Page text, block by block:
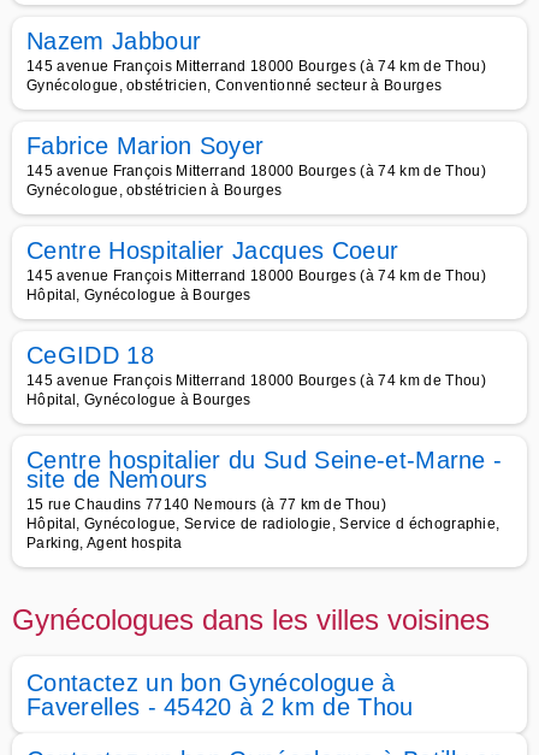
Nazem Jabbour
145 avenue François Mitterrand 18000 Bourges (à 74 km de Thou)
Gynécologue, obstétricien, Conventionné secteur à Bourges
Fabrice Marion Soyer
145 avenue François Mitterrand 18000 Bourges (à 74 km de Thou)
Gynécologue, obstétricien à Bourges
Centre Hospitalier Jacques Coeur
145 avenue François Mitterrand 18000 Bourges (à 74 km de Thou)
Hôpital, Gynécologue à Bourges
CeGIDD 18
145 avenue François Mitterrand 18000 Bourges (à 74 km de Thou)
Hôpital, Gynécologue à Bourges
Centre hospitalier du Sud Seine-et-Marne -
site de Nemours
15 rue Chaudins 77140 Nemours (à 77 km de Thou)
Hôpital, Gynécologue, Service de radiologie, Service d échographie,
Parking, Agent hospita
Gynécologues dans les villes voisines
Contactez un bon Gynécologue à
Faverelles - 45420 à 2 km de Thou